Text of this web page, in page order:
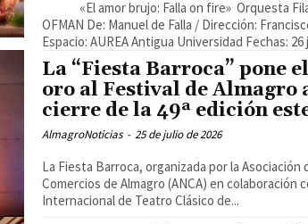
OFMAN De: Manuel de Falla / Dirección:
Espacio: AUREA Antigua Universidad Fechas: 26
La “Fiesta Barroca” pone
oro al Festival de Almagro
cierre de la 49ª edición
AlmagroNoticias - 25 de julio de 2026
La Fiesta Barroca, organizada por la Asociación
Comercios de Almagro (ANCA) en colaboración
Internacional de Teatro Clásico de...